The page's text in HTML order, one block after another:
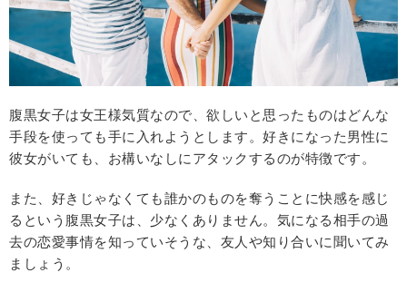
腹黒女子は女王様気質なので、欲しいと思ったものはどんな
手段を使っても手に入れようとします。好きになった男性に
彼女がいても、お構いなしにアタックするのが特徴です。
また、好きじゃなくても誰かのものを奪うことに快感を感じ
るという腹黒女子は、少なくありません。気になる相手の過
去の恋愛事情を知っていそうな、友人や知り合いに聞いてみ
ましょう。